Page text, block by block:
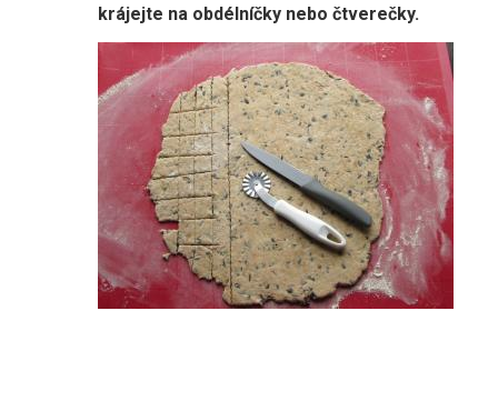
krájejte na obdélníčky nebo čtverečky.